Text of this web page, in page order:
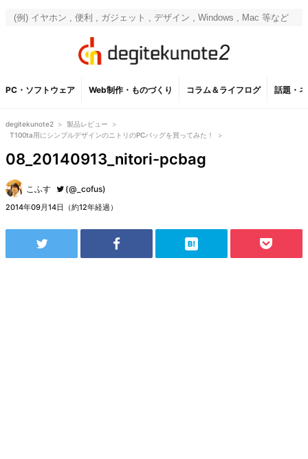
PC・ソフトウェア Web制作・ものづくり コラム＆ライフログ 話題・
degitekunote2 > 製品レビュー
>
T100ta用にシンプルデザインのニトリのPCバッグを買ってみた！
>
08_20140913_nitori-pcbag
こふす (@_cofus)
2014年09月14日（約12年経過）